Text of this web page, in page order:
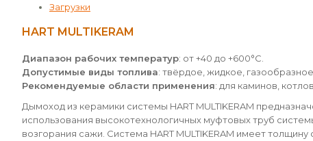
Загрузки
HART MULTIKERAM
Диапазон рабочих температур: от +40 до +600°С.
Допустимые виды топлива: твёрдое, жидкое, газообразное.
Рекомендуемые области применения: для каминов,
Дымоход из керамики системы HART MULTIKERAM
использования высокотехнологичных муфтовых труб
возгорания сажи. Система HART MULTIKERAM имеет